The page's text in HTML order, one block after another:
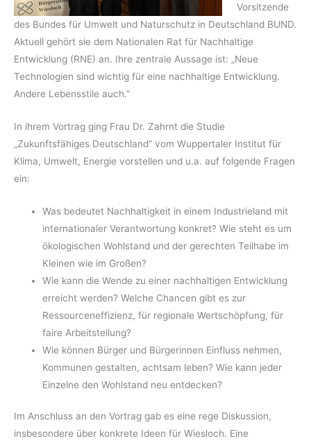
Vorsitzende
des Bundes für Umwelt und Naturschutz in Deutschland BUND.
Aktuell gehört sie dem Nationalen Rat für Nachhaltige
Entwicklung (RNE) an. Ihre zentrale Aussage ist: „Neue
Technologien sind wichtig für eine nachhaltige Entwicklung.
Andere Lebensstile auch.”
In ihrem Vortrag ging Frau Dr. Zahrnt die Studie
„Zukunftsfähiges Deutschland“ vom Wuppertaler Institut für
Klima, Umwelt, Energie vorstellen und u.a. auf folgende Fragen
ein:
Was bedeutet Nachhaltigkeit in einem Industrieland mit
internationaler Verantwortung konkret? Wie steht es um
ökologischen Wohlstand und der gerechten Teilhabe im
Kleinen wie im Großen?
Wie kann die Wende zu einer nachhaltigen Entwicklung
erreicht werden? Welche Chancen gibt es zur
Ressourceneffizienz, für regionale Wertschöpfung, für
faire Arbeitsteilung?
Wie können Bürger und Bürgerinnen Einfluss nehmen,
Kommunen gestalten, achtsam leben? Wie kann jeder
Einzelne den Wohlstand neu entdecken?
Im Anschluss an den Vortrag gab es eine rege Diskussion,
insbesondere über konkrete Ideen für Wiesloch. Eine